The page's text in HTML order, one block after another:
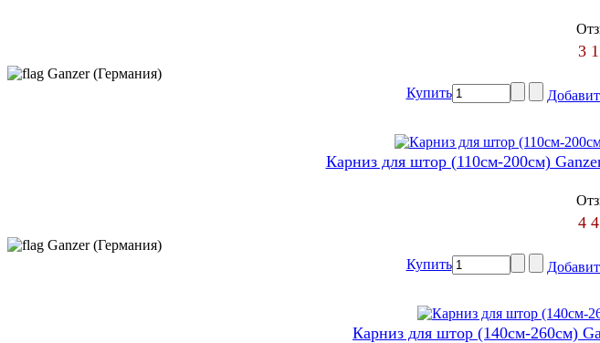
3
Ganzer (Германия)
Купить
Карниз для штор (110см-200см)
4
Ganzer (Германия)
Купить
Карниз для штор (140см-260см)